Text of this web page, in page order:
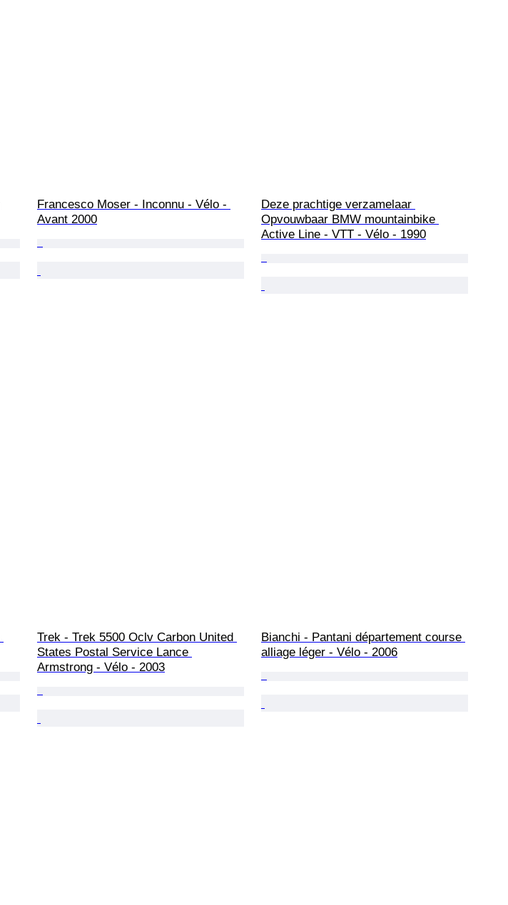
Francesco Moser - Inconnu - Vélo -
Avant 2000
Deze prachtige verzamelaar
Opvouwbaar BMW mountainbike
Active Line - VTT - Vélo - 1990
Trek - Trek 5500 Oclv Carbon United
States Postal Service Lance
Armstrong - Vélo - 2003
Bianchi - Pantani département course
alliage léger - Vélo - 2006